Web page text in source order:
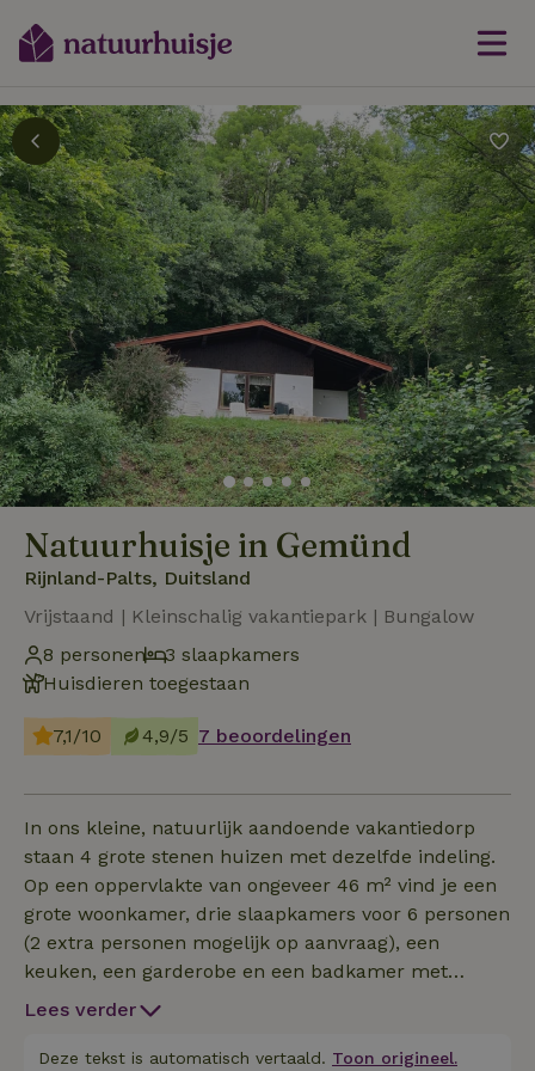
Natuurhuisje in Gemünd
Rijnland-Palts, Duitsland
Vrijstaand | Kleinschalig vakantiepark | Bungalow
8 personen
3 slaapkamers
Huisdieren toegestaan
7,1/10 4,9/5 7 beoordelingen
In ons kleine, natuurlijk aandoende vakantiedorp
staan 4 grote stenen huizen met dezelfde indeling.
Op een oppervlakte van ongeveer 46 m² vind je een
grote woonkamer, drie slaapkamers voor 6 personen
(2 extra personen mogelijk op aanvraag), een
keuken, een garderobe en een badkamer met
douche en wc. Alle kamers zijn compleet ingericht;
verlichting draait op eigen zonne-energie.
Lees verder
Deze tekst is automatisch vertaald. Toon origineel.